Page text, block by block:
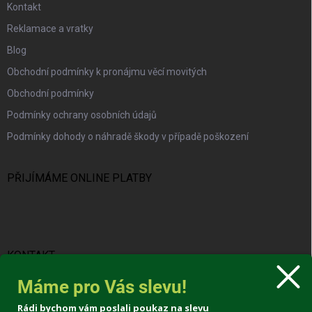
Kontakt
Reklamace a vratky
Blog
Obchodní podmínky k pronájmu věcí movitých
Obchodní podmínky
Podmínky ochrany osobních údajů
Podmínky dohody o náhradě škody v případě poškození
PŘIJÍMÁME ONLINE PLATBY
KONTAKT
info@protravnik.cz
Máme pro Vás slevu!
Rádi bychom vám poslali poukaz na slevu